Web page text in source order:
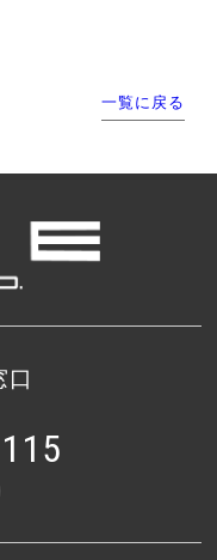
一覧に戻る
口